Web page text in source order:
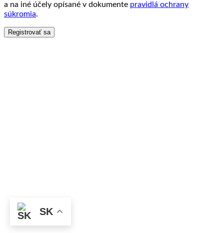
SK
a na iné účely opísané v dokumente pravidlá ochrany
súkromia.
Registrovať sa